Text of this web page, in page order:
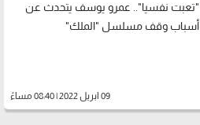
"تعبت نفسيا".. عمرو يوسف يتحدث عن
أسباب وقف مسلسل "الملك"
09 ابريل 2022 | 08:40 مساءً